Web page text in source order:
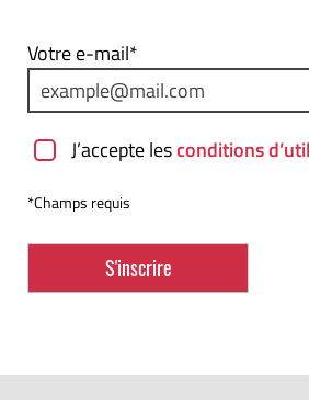
Votre e-mail*
J’accepte lesconditions
*Champs requis